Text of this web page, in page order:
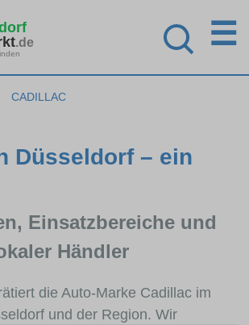
.de ☰
CADILLAC
Düsseldorf – ein
Einsatzbereiche und
Händler
die Auto-Marke Cadillac im
und der Region. Wir